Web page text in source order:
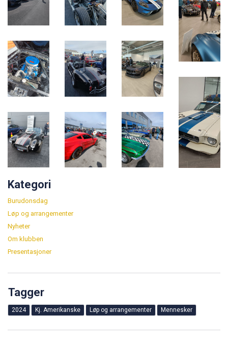
Kategori
Burudonsdag
Løp og arrangementer
Nyheter
Om klubben
Presentasjoner
Tagger
2024 Kj. Amerikanske Løp og arrangementer Mennesker